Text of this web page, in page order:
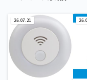
26.07.21